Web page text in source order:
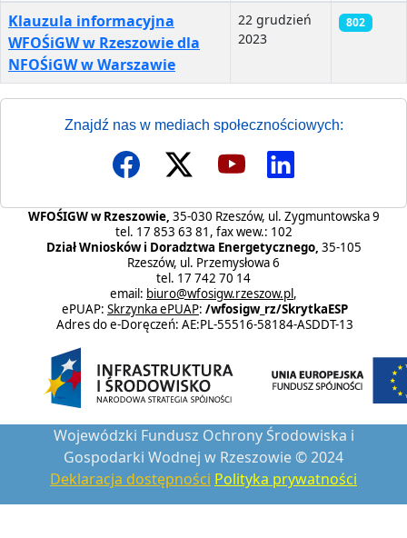
Spis artykułów
Klauzula informacyjna
WFOŚiGW w Rzeszowie dla
NFOŚiGW w Warszawie
22 grudzień
2023
802
Znajdź nas w mediach społecznościowych:
WFOŚIGW w Rzeszowie, 35-030 Rzeszów, ul. Zygmuntowska 9
tel. 17 853 63 81, fax wew.: 102
Dział Wniosków i Doradztwa Energetycznego, 35-105
Rzeszów, ul. Przemysłowa 6
tel. 17 742 70 14
email: biuro@wfosigw.rzeszow.pl,
ePUAP: Skrzynka ePUAP: /wfosigw_rz/SkrytkaESP
Adres do e-Doręczeń: AE:PL-55516-58184-ASDDT-13
Wojewódzki Fundusz Ochrony Środowiska i
Gospodarki Wodnej w Rzeszowie © 2024
Deklaracja dostępności Polityka prywatności